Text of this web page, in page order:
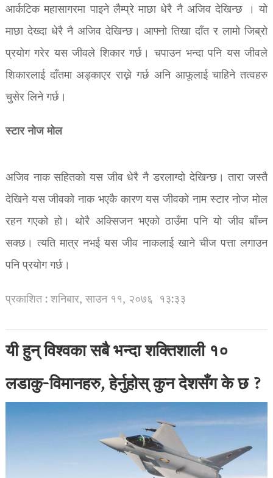
आर्कटिक महासागरमा पाइने लैम्प्रे माछा धेरै नै अजिव देखिन्छ । यो
माछा देख्दा धेरै नै अजिव देखिन्छ। आफ्नो तिखा दाँत र लामो जिब्रो
प्रयोग गरेर यस जीवले शिकार गर्छ। चपाउन भन्दा पनि यस जीवले
शिकारलाई दाँतमा अड्काएर राख्ने गर्छ अनि आफूलाई चाहिने तत्वहरु
चुसेर लिने गर्छ।
स्टार नोज मोल
अजिव नाक सहितको यस जीव धेरै नै डरलाग्दो देखिन्छ। तारा जस्तै
देखिने यस जीवको नाक भएकै कारण यस जीवको नाम स्टार नोज मोल
रहन गएको हो। थोरै अक्सिजन भएको ठाउँमा पनि यो जीव बाँच्न
सक्छ। त्यति मात्र नभई यस जीव नाकलाई खाने चीज पत्ता लगाउन
पनि प्रयोग गर्छ।
प्रकाशित : शनिबार, साउन ११, २०७६ १३:३३
यी हुन् विश्वका सबै भन्दा शक्तिशाली १०
लडाकु-विमानहरु, हेर्नुहोस् कुन देशसँग के छ ?